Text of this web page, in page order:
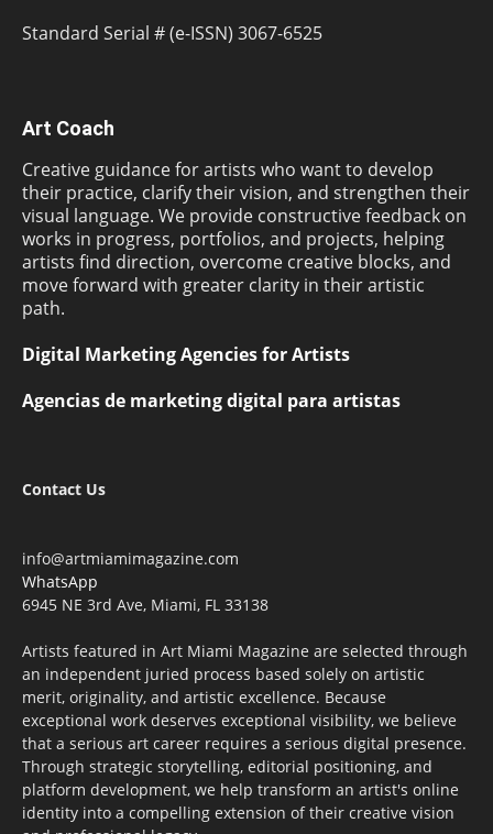
Standard Serial # (e-ISSN) 3067-6525
Art Coach
Creative guidance for artists who want to develop
their practice, clarify their vision, and strengthen their
visual language. We provide constructive feedback on
works in progress, portfolios, and projects, helping
artists find direction, overcome creative blocks, and
move forward with greater clarity in their artistic
path.
Digital Marketing Agencies for Artists
Agencias de marketing digital para artistas
Contact Us
info@artmiamimagazine.com
WhatsApp
6945 NE 3rd Ave, Miami, FL 33138
Artists featured in Art Miami Magazine are selected through
an independent juried process based solely on artistic
merit, originality, and artistic excellence. Because
exceptional work deserves exceptional visibility, we believe
that a serious art career requires a serious digital presence.
Through strategic storytelling, editorial positioning, and
platform development, we help transform an artist's online
identity into a compelling extension of their creative vision